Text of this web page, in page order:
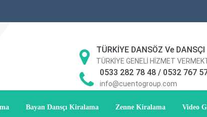
TÜRKİYE DANSÖZ Ve
TÜRKİYE GENELİ HİZMET
0533 282 78 48 / 0532 767
info@cuentogroup.com
Bayan Dansçı Kiralama Zenne Kiralama Video